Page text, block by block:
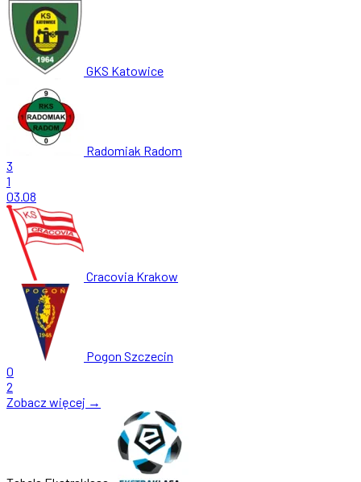
GKS Katowice
Radomiak Radom
3
1
03.08
Cracovia Krakow
Pogon Szczecin
0
2
Zobacz więcej →